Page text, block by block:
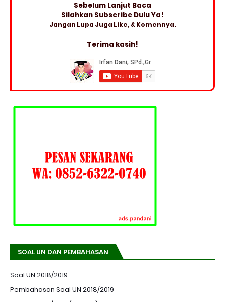
Sebelum Lanjut Baca
Silahkan Subscribe Dulu Ya!
Jangan Lupa Juga Like, & Komennya.
Terima kasih!
SOAL UN DAN PEMBAHASAN
Soal UN 2018/2019
Pembahasan Soal UN 2018/2019